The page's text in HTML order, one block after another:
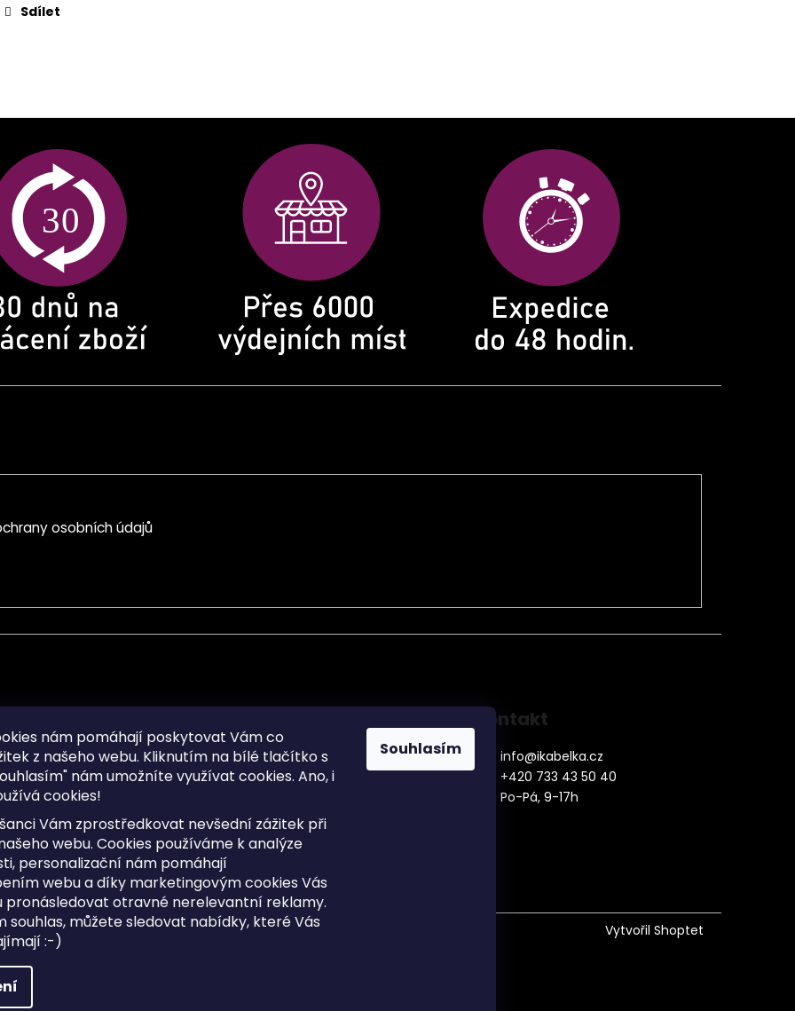
nám pomáhají poskytovat Vám co
z našeho webu. Kliknutím na bílé tlačítko s
nám umožníte využívat cookies. Ano, i
cookies!
Vám zprostředkovat nevšední zážitek při
webu. Cookies používáme k analýze
personalizační nám pomáhají
webu a díky marketingovým cookies Vás
pronásledovat otravné nerelevantní reklamy.
souhlas, můžete sledovat nabídky, které Vás
:-)
Souhlasím
Sdílet
osobních údajů
osobních údajů
dotazy
cookies
Sitemap
Doprava a Platba
Postup vrácení zboží ve 30 denní
lhůtě
Obchodní podmínky
Kontakt
info@ikabelka.cz
+420 733 43 50 40
Po-Pá, 9-17h
Vytvořil Shoptet
Upravit nastavení cookies